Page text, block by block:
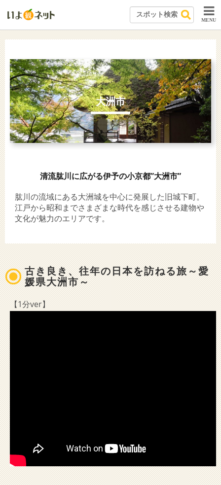
MENU
大洲市
清流肱川に広がる伊予の小京都”大洲市”
肱川の流域にある大洲城を中心に発展した旧城下町。
江戸から昭和までさまざまな時代を感じさせる建物や
文化が魅力のエリアです。
古き良き、往年の日本を訪ねる旅～愛
媛県大洲市～
【1分ver】